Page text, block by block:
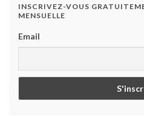
INSCRIVEZ-VOUS
MENSUELLE
Email